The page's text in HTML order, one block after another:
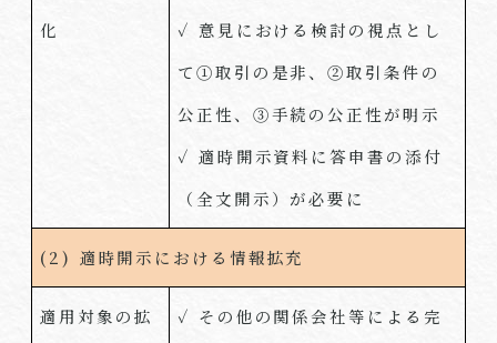
化
✓ 意見における検討の視点とし
て①取引の是非、②取引条件の
公正性、③手続の公正性が明示
✓ 適時開示資料に答申書の添付
（全文開示）が必要に
(2) 適時開示における情報拡充
適用対象の拡
✓ その他の関係会社等による完